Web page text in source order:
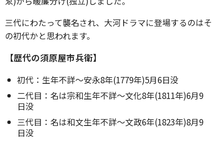
三代にわたって襲名され、大河ドラマに登場するのはそ
の初代かと思われます。
【歴代の須原屋市兵衛】
初代：生年不詳～安永8年(1779年)5月6日没
二代目：名は宗和生年不詳～文化8年(1811年)6月9
日没
三代目：名は和文生年不詳～文政6年(1823年)8月9
日没